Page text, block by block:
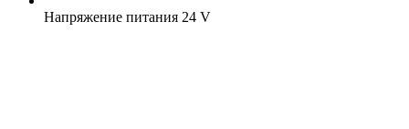
Напряжение питания 24 V